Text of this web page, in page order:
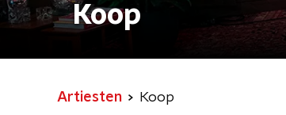
Koop
Artiesten Koop